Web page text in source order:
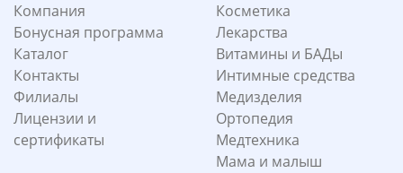
Компания
Бонусная программа
Каталог
Контакты
Филиалы
Лицензии и
сертификаты
Косметика
Лекарства
Витамины и БАДы
Интимные средства
Медизделия
Ортопедия
Медтехника
Мама и малыш